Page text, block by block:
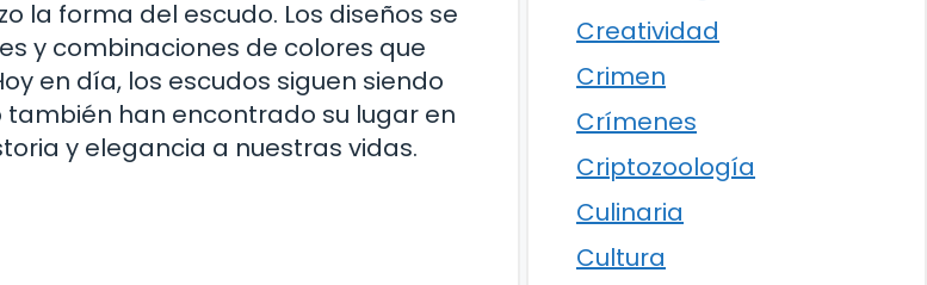
la forma del escudo. Los diseños se
y combinaciones de colores que
en día, los escudos siguen siendo
han encontrado su lugar en
y elegancia a nuestras vidas.
Creatividad
Crimen
Crímenes
Criptozoología
Culinaria
Cultura